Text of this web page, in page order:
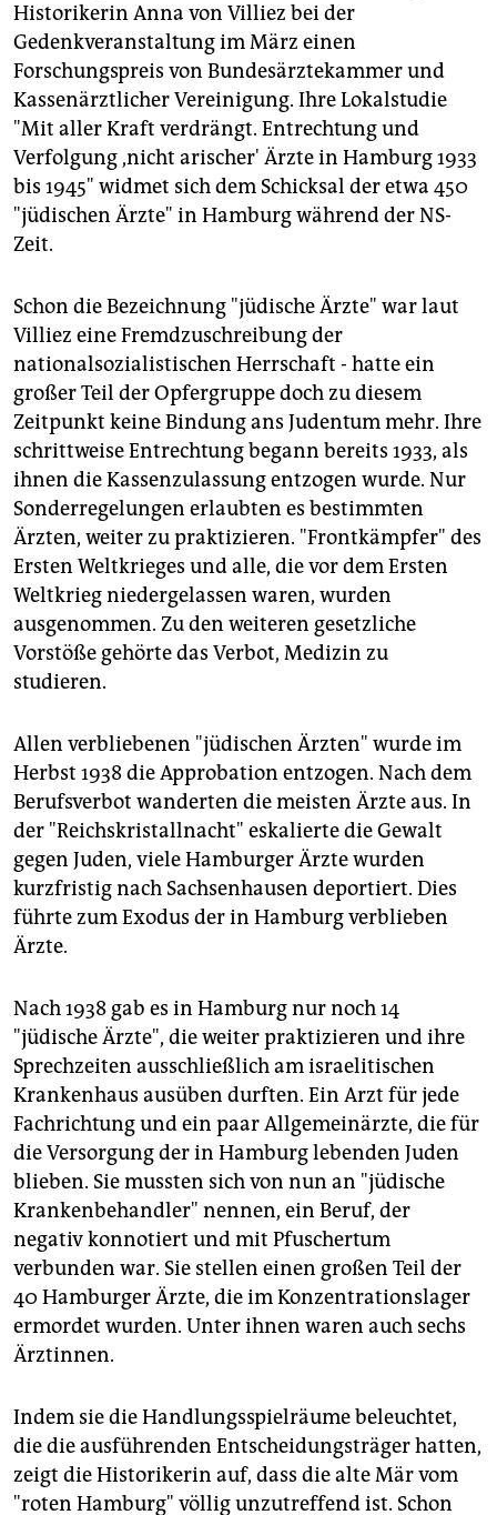
Historikerin Anna von Villiez bei der
Gedenkveranstaltung im März einen
Forschungspreis von Bundesärztekammer und
Kassenärztlicher Vereinigung. Ihre Lokalstudie
"Mit aller Kraft verdrängt. Entrechtung und
Verfolgung ,nicht arischer' Ärzte in Hamburg 1933
bis 1945" widmet sich dem Schicksal der etwa 450
"jüdischen Ärzte" in Hamburg während der NS-
Zeit.
Schon die Bezeichnung "jüdische Ärzte" war laut
Villiez eine Fremdzuschreibung der
nationalsozialistischen Herrschaft - hatte ein
großer Teil der Opfergruppe doch zu diesem
Zeitpunkt keine Bindung ans Judentum mehr. Ihre
schrittweise Entrechtung begann bereits 1933, als
ihnen die Kassenzulassung entzogen wurde. Nur
Sonderregelungen erlaubten es bestimmten
Ärzten, weiter zu praktizieren. "Frontkämpfer" des
Ersten Weltkrieges und alle, die vor dem Ersten
Weltkrieg niedergelassen waren, wurden
ausgenommen. Zu den weiteren gesetzliche
Vorstöße gehörte das Verbot, Medizin zu
studieren.
Allen verbliebenen "jüdischen Ärzten" wurde im
Herbst 1938 die Approbation entzogen. Nach dem
Berufsverbot wanderten die meisten Ärzte aus. In
der "Reichskristallnacht" eskalierte die Gewalt
gegen Juden, viele Hamburger Ärzte wurden
kurzfristig nach Sachsenhausen deportiert. Dies
führte zum Exodus der in Hamburg verblieben
Ärzte.
Nach 1938 gab es in Hamburg nur noch 14
"jüdische Ärzte", die weiter praktizieren und ihre
Sprechzeiten ausschließlich am israelitischen
Krankenhaus ausüben durften. Ein Arzt für jede
Fachrichtung und ein paar Allgemeinärzte, die für
die Versorgung der in Hamburg lebenden Juden
blieben. Sie mussten sich von nun an "jüdische
Krankenbehandler" nennen, ein Beruf, der
negativ konnotiert und mit Pfuschertum
verbunden war. Sie stellen einen großen Teil der
40 Hamburger Ärzte, die im Konzentrationslager
ermordet wurden. Unter ihnen waren auch sechs
Ärztinnen.
Indem sie die Handlungsspielräume beleuchtet,
die die ausführenden Entscheidungsträger hatten,
zeigt die Historikerin auf, dass die alte Mär vom
"roten Hamburg" völlig unzutreffend ist. Schon